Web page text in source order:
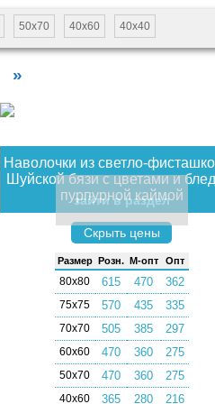
50х70 40х60 40х40
»
Наволочки из светло-
Шуйской бязи с цветами и
пурпурной каймой
зайти в раздел
Скрыть цены
Раз­мер Розн. М-опт Опт
80х80 615 470 362
75х75 570 435 335
70х70 505 385 297
60х60 470 360 275
50х70 470 360 275
40х60 365 280 216